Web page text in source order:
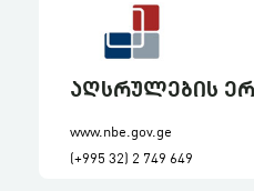
აღსრულების
www.nbe.gov.ge
(+995 32) 2 749 649